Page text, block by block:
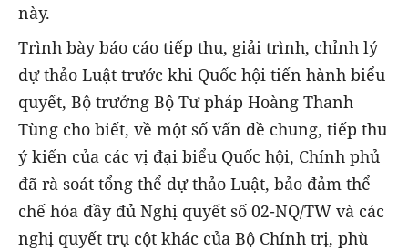
này.
Trình bày báo cáo tiếp thu, giải trình, chỉnh lý
dự thảo Luật trước khi Quốc hội tiến hành biểu
quyết, Bộ trưởng Bộ Tư pháp Hoàng Thanh
Tùng cho biết, về một số vấn đề chung, tiếp thu
ý kiến của các vị đại biểu Quốc hội, Chính phủ
đã rà soát tổng thể dự thảo Luật, bảo đảm thể
chế hóa đầy đủ Nghị quyết số 02-NQ/TW và các
nghị quyết trụ cột khác của Bộ Chính trị, phù